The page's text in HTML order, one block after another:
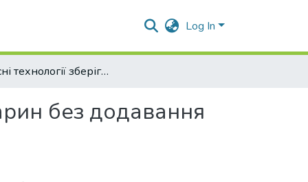
Log In
Сучасні технології зберігання сперми свійських тварин без додавання антибіотиків
без додавання